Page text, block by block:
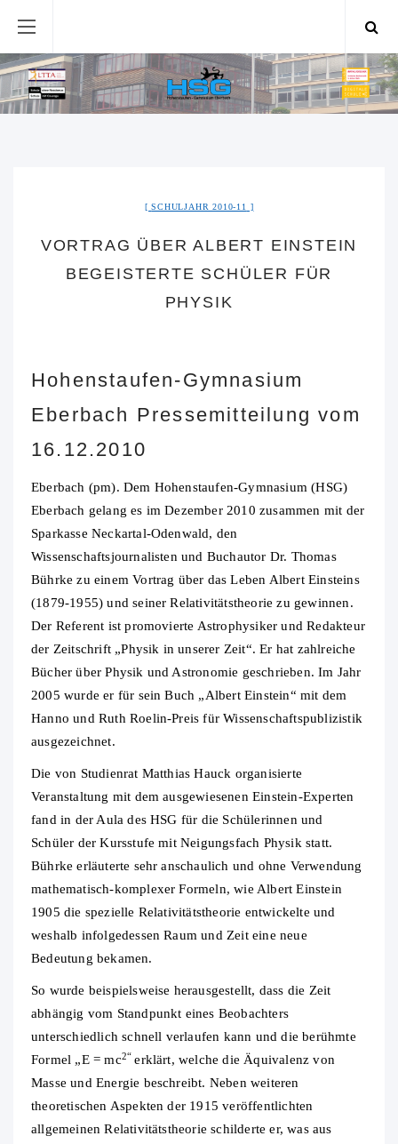
SCHULJAHR 2010-11
VORTRAG ÜBER ALBERT EINSTEIN
BEGEISTERTE SCHÜLER FÜR
PHYSIK
Hohenstaufen-Gymnasium
Eberbach Pressemitteilung vom
16.12.2010
Eberbach (pm). Dem Hohenstaufen-Gymnasium (HSG)
Eberbach gelang es im Dezember 2010 zusammen mit der
Sparkasse Neckartal-Odenwald, den
Wissenschaftsjournalisten und Buchautor Dr. Thomas
Bührke zu einem Vortrag über das Leben Albert Einsteins
(1879-1955) und seiner Relativitätstheorie zu gewinnen.
Der Referent ist promovierte Astrophysiker und Redakteur
der Zeitschrift „Physik in unserer Zeit“. Er hat zahlreiche
Bücher über Physik und Astronomie geschrieben. Im Jahr
2005 wurde er für sein Buch „Albert Einstein“ mit dem
Hanno und Ruth Roelin-Preis für Wissenschaftspublizistik
ausgezeichnet.
Die von Studienrat Matthias Hauck organisierte
Veranstaltung mit dem ausgewiesenen Einstein-Experten
fand in der Aula des HSG für die Schülerinnen und
Schüler der Kursstufe mit Neigungsfach Physik statt.
Bührke erläuterte sehr anschaulich und ohne Verwendung
mathematisch-komplexer Formeln, wie Albert Einstein
1905 die spezielle Relativitätstheorie entwickelte und
weshalb infolgedessen Raum und Zeit eine neue
Bedeutung bekamen.
So wurde beispielsweise herausgestellt, dass die Zeit
abhängig vom Standpunkt eines Beobachters
unterschiedlich schnell verlaufen kann und die berühmte
Formel „E = mc2“ erklärt, welche die Äquivalenz von
Masse und Energie beschreibt. Neben weiteren
theoretischen Aspekten der 1915 veröffentlichten
allgemeinen Relativitätstheorie schilderte er, was aus